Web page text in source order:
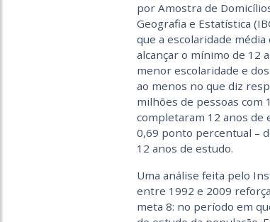
por Amostra de
Geografia e Estatística
que a escolaridade
alcançar o mínimo de 12
menor escolaridade e
ao menos no que diz
milhões de pessoas com
completaram 12 anos de
0,69 ponto percentual –
12 anos de estudo.
Uma análise feita pelo
entre 1992 e 2009
meta 8: no período em